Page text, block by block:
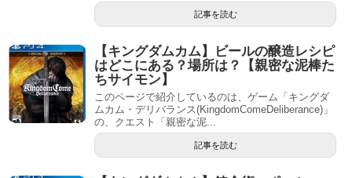
記事を読む
【キングダムカム】ビールの醸造レシピ
はどこにある？場所は？【親密な泥棒た
ちサイモン】
このページで紹介しているのは、ゲーム「キングダ
ムカム・デリバランス(KingdomComeDeliberance)」
の、クエスト「親密な泥...
記事を読む